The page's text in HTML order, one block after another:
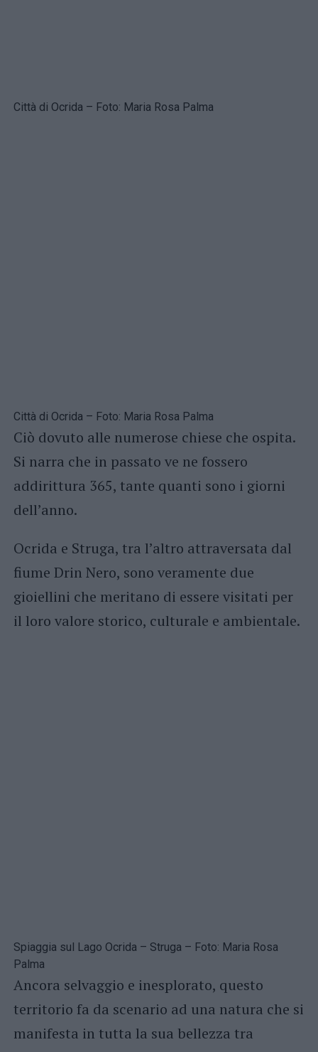
Città di Ocrida – Foto: Maria Rosa Palma
Città di Ocrida – Foto: Maria Rosa Palma
Ciò dovuto alle numerose chiese che ospita.
Si narra che in passato ve ne fossero
addirittura 365, tante quanti sono i giorni
dell’anno.
Ocrida e Struga, tra l’altro attraversata dal
fiume Drin Nero, sono veramente due
gioiellini che meritano di essere visitati per
il loro valore storico, culturale e ambientale.
Spiaggia sul Lago Ocrida – Struga – Foto: Maria Rosa
Palma
Ancora selvaggio e inesplorato, questo
territorio fa da scenario ad una natura che si
manifesta in tutta la sua bellezza tra